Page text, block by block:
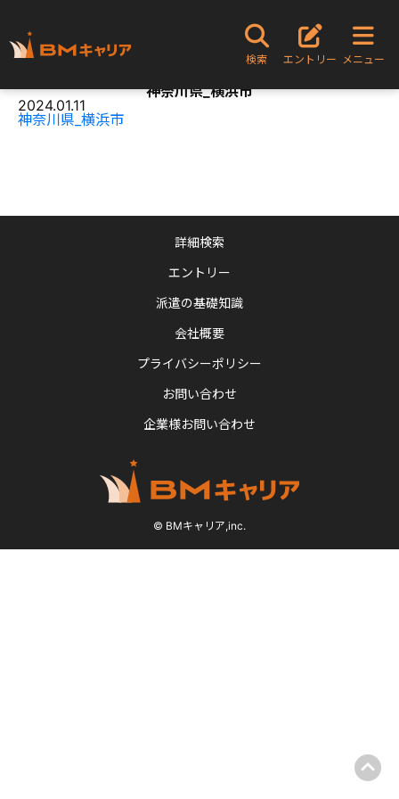
検索 エントリー メニュー
神奈川県_横浜市
2024.01.11
神奈川県_横浜市
詳細検索
エントリー
派遣の基礎知識
会社概要
プライバシーポリシー
お問い合わせ
企業様お問い合わせ
© BMキャリア,inc.